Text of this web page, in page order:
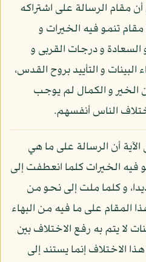
مقام الرسالة على اشتراكه
مقام تنمو فيه الخيرات و
السعادة و درجات القربى و
البينات و التأييد بروح القدس،
الخير و الكمال لم يوجب
الناس أنفسهم.
أن الرسالة على ما هي
فيه الخيرات كلما انعطفت إلى
و كلما ملت إلى نحو من
المقام على ما فيه من البهاء
لا يتم به رفع الاختلاف بين
الاختلاف إنما يستند إلى